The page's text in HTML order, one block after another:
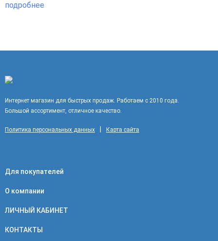
подробнее
Интернет магазин для быстрых продаж. Работаем с 2010 года.
Большой ассортимент, отличное качество.
Политика персональных данных Карта сайта
Для покупателей
О компании
ЛИЧНЫЙ КАБИНЕТ
КОНТАКТЫ